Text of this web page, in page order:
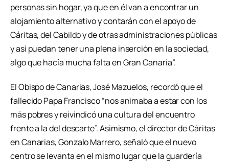
personas sin hogar, ya que en él van a encontrar un
alojamiento alternativo y contarán con el apoyo de
Cáritas, del Cabildo y de otras administraciones públicas
y así puedan tener una plena inserción en la sociedad,
algo que hacía mucha falta en Gran Canaria”.
El Obispo de Canarias, José Mazuelos, recordó que el
fallecido Papa Francisco “nos animaba a estar con los
más pobres y reivindicó una cultura del encuentro
frente a la del descarte”. Asimismo, el director de Cáritas
en Canarias, Gonzalo Marrero, señaló que el nuevo
centro se levanta en el mismo lugar que la guardería